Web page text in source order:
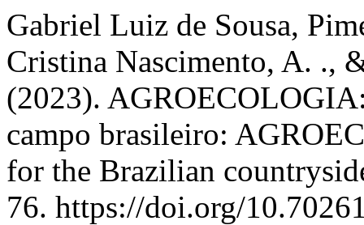
Gabriel Luiz de Sousa,
Cristina Nascimento, A. .,
(2023).
campo brasileiro:
for the Brazilian
76. https://doi.org/